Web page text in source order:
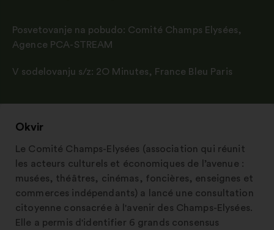
Posvetovanje na pobudo: Comité Champs Elysées,
Agence PCA-STREAM
V sodelovanju s/z: 2O Minutes, France Bleu Paris
Okvir
Le Comité Champs-Elysées (association qui réunit
les acteurs culturels et économiques de l’avenue :
musées, théâtres, cinémas, foncières, enseignes et
commerces indépendants) a lancé une consultation
citoyenne consacrée à l'avenir des Champs-Elysées.
Elle a permis d'identifier 6 grands consensus